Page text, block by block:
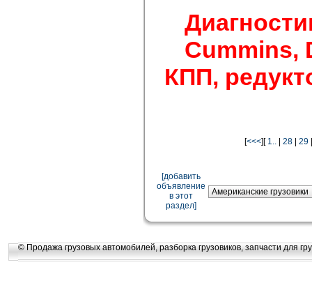
Cummins,
КПП,
[<<<][ 1..| 28| 29
[добавить
объявление
в этот
раздел]
© Продажа грузовых автомобилей, разборка грузовиков, запчасти для